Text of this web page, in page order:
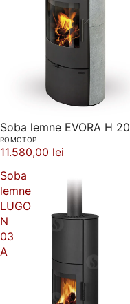
Soba lemne EVORA H 20
ROMOTOP
11.580,00 lei
Soba
lemne
LUGO
N
03
A